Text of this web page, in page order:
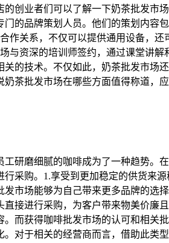
创业者们可以了解一下奶茶批发市
的品牌策划人员。他们的策划内容
关系，不仅可以提供通用设备，
与资深的培训师签约，通过课堂讲
的技术。不仅如此，奶茶批发市场
茶批发市场在哪些方面值得称道，
研磨细腻的咖啡成为了一种趋势。
采购。1.享受到更加稳定的供货来
市场能够为自己带来更多品牌的选
接进行采购，为客户带来物美价廉
而获得咖啡批发市场的认可和相关
对于相关的经营商而言，借助此类